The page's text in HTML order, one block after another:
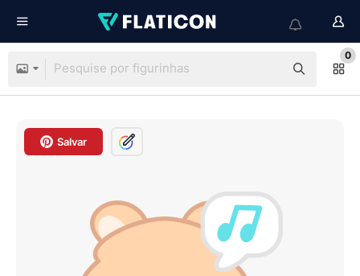
0
Salvar